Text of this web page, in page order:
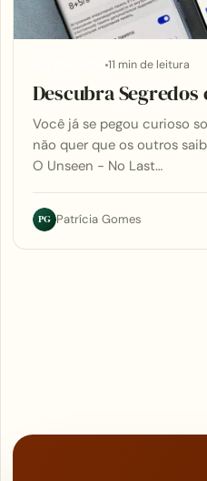
11 min de leitura
Descubra Segredos
Você já se pegou curioso
não quer que os outros
O Unseen - No Last…
PG Patrícia Gomes